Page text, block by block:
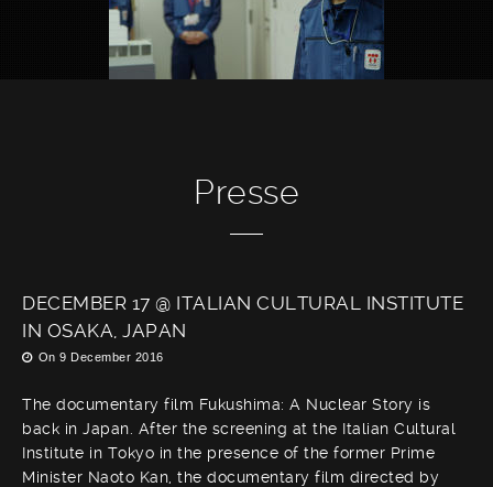
Presse
DECEMBER 17 @ ITALIAN CULTURAL INSTITUTE
IN OSAKA, JAPAN
On 9 December 2016
The documentary film Fukushima: A Nuclear Story is
back in Japan. After the screening at the Italian Cultural
Institute in Tokyo in the presence of the former Prime
Minister Naoto Kan, the documentary film directed by